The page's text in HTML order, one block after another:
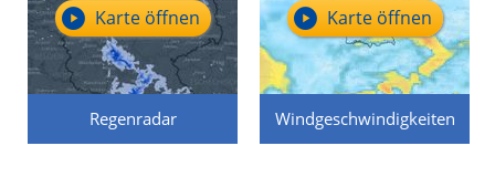
Regenradar
Karte öffnen
Windgeschwindigkeiten
Karte öffnen